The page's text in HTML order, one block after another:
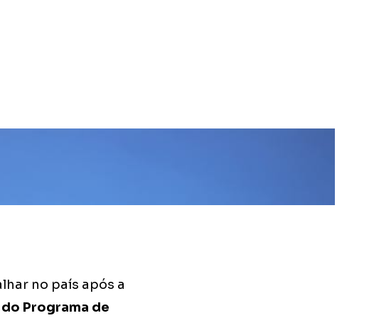
no país após a
Programa de